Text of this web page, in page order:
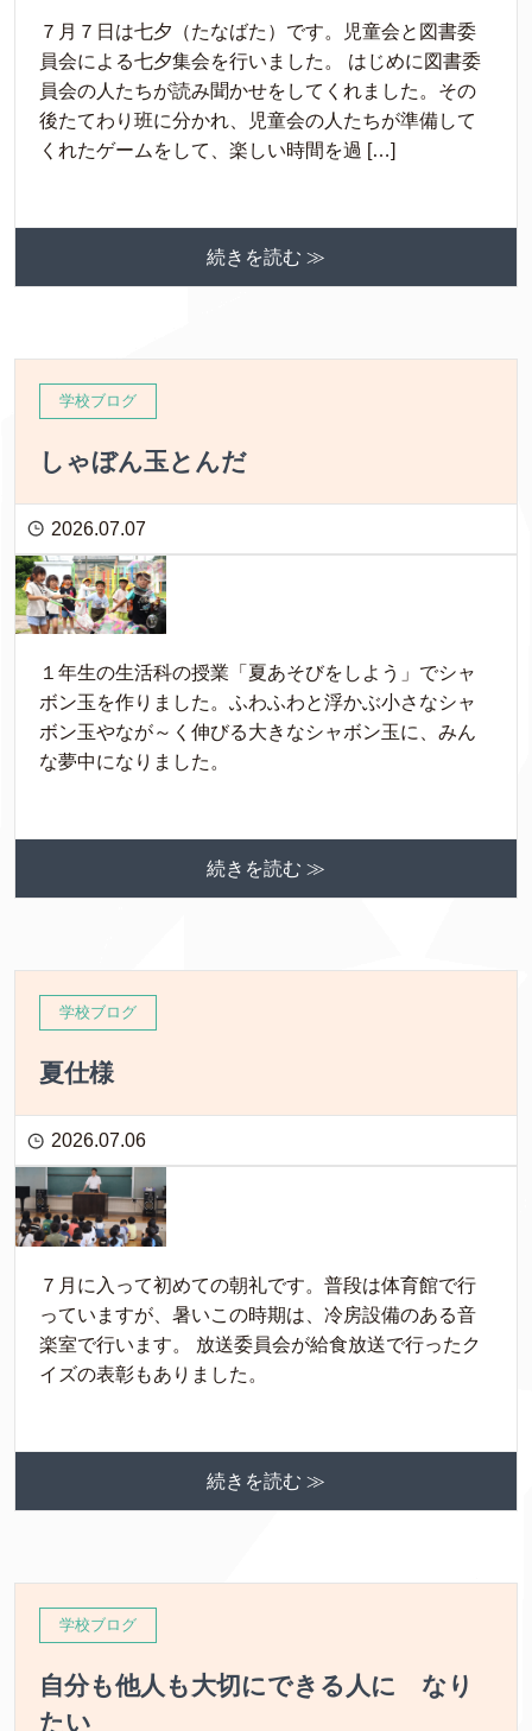
７月７日は七夕（たなばた）です。児童会と図書委
員会による七夕集会を行いました。 はじめに図書委
員会の人たちが読み聞かせをしてくれました。その
後たてわり班に分かれ、児童会の人たちが準備して
くれたゲームをして、楽しい時間を過 […]
続きを読む ≫
学校ブログ
しゃぼん玉とんだ
2026.07.07
１年生の生活科の授業「夏あそびをしよう」でシャ
ボン玉を作りました。ふわふわと浮かぶ小さなシャ
ボン玉やなが～く伸びる大きなシャボン玉に、みん
な夢中になりました。
続きを読む ≫
学校ブログ
夏仕様
2026.07.06
７月に入って初めての朝礼です。普段は体育館で行
っていますが、暑いこの時期は、冷房設備のある音
楽室で行います。 放送委員会が給食放送で行ったク
イズの表彰もありました。
続きを読む ≫
学校ブログ
自分も他人も大切にできる人に なり
たい